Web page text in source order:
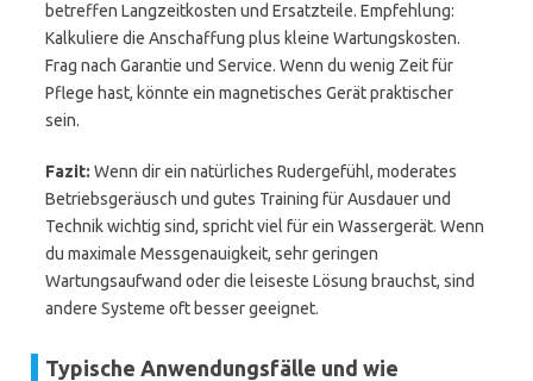
betreffen Langzeitkosten und Ersatzteile. Empfehlung:
Kalkuliere die Anschaffung plus kleine Wartungskosten.
Frag nach Garantie und Service. Wenn du wenig Zeit für
Pflege hast, könnte ein magnetisches Gerät praktischer
sein.
Fazit: Wenn dir ein natürliches Rudergefühl, moderates
Betriebsgeräusch und gutes Training für Ausdauer und
Technik wichtig sind, spricht viel für ein Wassergerät. Wenn
du maximale Messgenauigkeit, sehr geringen
Wartungsaufwand oder die leiseste Lösung brauchst, sind
andere Systeme oft besser geeignet.
Typische Anwendungsfälle und wie